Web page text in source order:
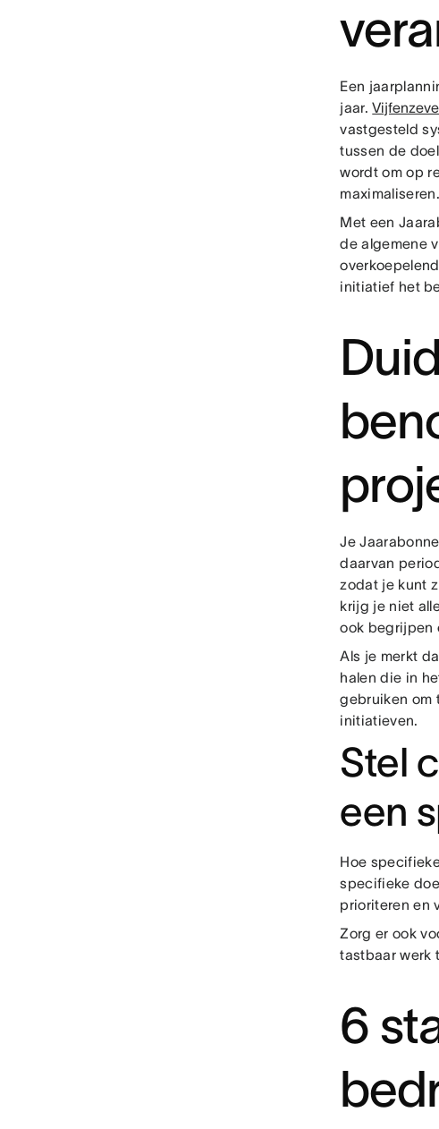
Een
jaar.
vastgesteld
tussen de
wordt om op
maximaliseren.
Met een
de algemene
initiatief het
Je
daarvan
zodat je kunt
krijg je niet
ook begrijpen
Als je merkt
halen die in
gebruiken om
initiatieven.
Stel
een
Hoe
specifieke
prioriteren en
Zorg er ook
tastbaar werk
6